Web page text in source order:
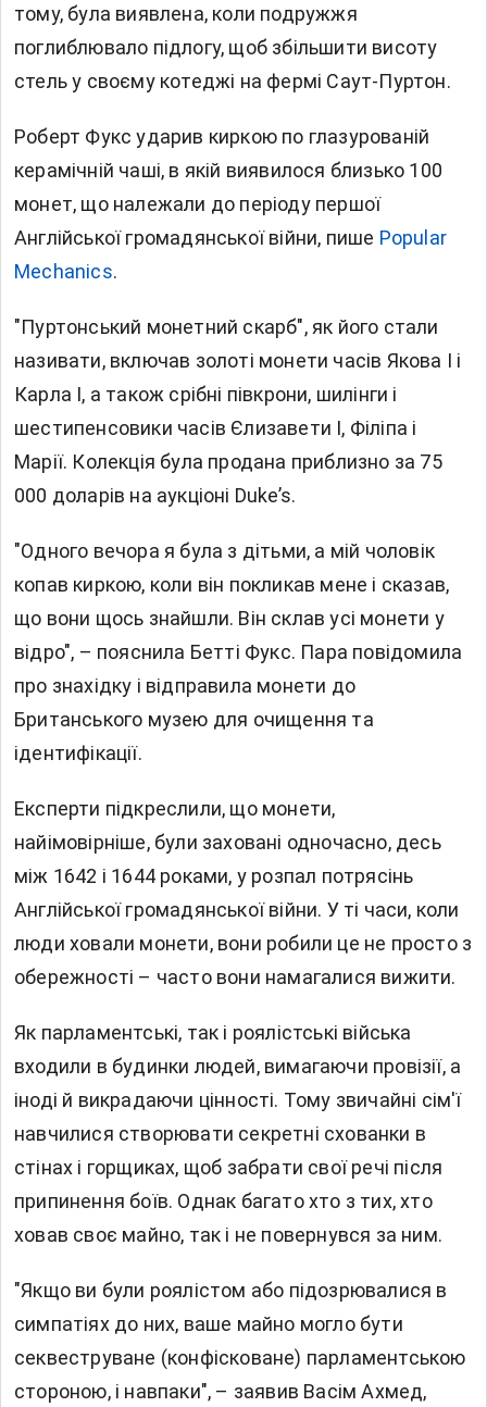
тому, була виявлена, коли подружжя
поглиблювало підлогу, щоб збільшити висоту
стель у своєму котеджі на фермі Саут-Пуртон.
Роберт Фукс ударив киркою по глазурованій
керамічній чаші, в якій виявилося близько 100
монет, що належали до періоду першої
Англійської громадянської війни, пише Popular
Mechanics.
"Пуртонський монетний скарб", як його стали
називати, включав золоті монети часів Якова I і
Карла I, а також срібні півкрони, шилінги і
шестипенсовики часів Єлизавети I, Філіпа і
Марії. Колекція була продана приблизно за 75
000 доларів на аукціоні Duke’s.
"Одного вечора я була з дітьми, а мій чоловік
копав киркою, коли він покликав мене і сказав,
що вони щось знайшли. Він склав усі монети у
відро", – пояснила Бетті Фукс. Пара повідомила
про знахідку і відправила монети до
Британського музею для очищення та
ідентифікації.
Експерти підкреслили, що монети,
найімовірніше, були заховані одночасно, десь
між 1642 і 1644 роками, у розпал потрясінь
Англійської громадянської війни. У ті часи, коли
люди ховали монети, вони робили це не просто з
обережності – часто вони намагалися вижити.
Як парламентські, так і роялістські війська
входили в будинки людей, вимагаючи провізії, а
іноді й викрадаючи цінності. Тому звичайні сім'ї
навчилися створювати секретні схованки в
стінах і горщиках, щоб забрати свої речі після
припинення боїв. Однак багато хто з тих, хто
ховав своє майно, так і не повернувся за ним.
"Якщо ви були роялістом або підозрювалися в
симпатіях до них, ваше майно могло бути
секвеструване (конфісковане) парламентською
стороною, і навпаки", – заявив Васім Ахмед,